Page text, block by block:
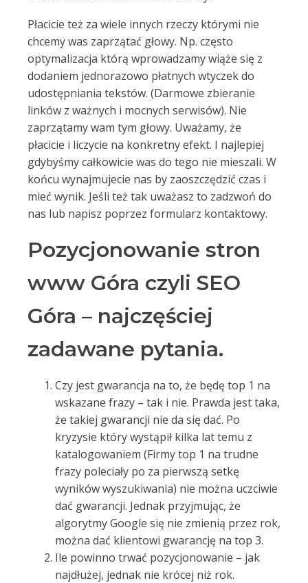
Płacicie też za wiele innych rzeczy którymi nie
chcemy was zaprzątać głowy. Np. często
optymalizacja którą wprowadzamy wiąże się z
dodaniem jednorazowo płatnych wtyczek do
udostępniania tekstów. (Darmowe zbieranie
linków z ważnych i mocnych serwisów). Nie
zaprzątamy wam tym głowy. Uważamy, że
płacicie i liczycie na konkretny efekt. I najlepiej
gdybyśmy całkowicie was do tego nie mieszali. W
końcu wynajmujecie nas by zaoszczędzić czas i
mieć wynik. Jeśli też tak uważasz to zadzwoń do
nas lub napisz poprzez formularz kontaktowy.
Pozycjonowanie stron
www Góra czyli SEO
Góra – najczęściej
zadawane pytania.
Czy jest gwarancja na to, że będę top 1 na
wskazane frazy – tak i nie. Prawda jest taka,
że takiej gwarancji nie da się dać. Po
kryzysie który wystąpił kilka lat temu z
katalogowaniem (Firmy top 1 na trudne
frazy poleciały po za pierwszą setkę
wyników wyszukiwania) nie można uczciwie
dać gwarancji. Jednak przyjmując, że
algorytmy Google się nie zmienią przez rok,
można dać klientowi gwarancję na top 3.
Ile powinno trwać pozycjonowanie – jak
najdłużej, jednak nie krócej niż rok.